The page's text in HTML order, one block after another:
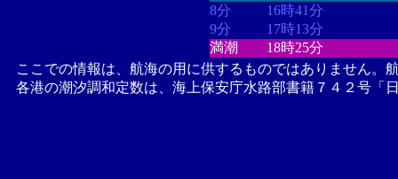
8分
16時41分
9分
17時13分
満潮
18時25分
ここでの情報は、航海の用に供するものではありません。
各港の潮汐調和定数は、海上保安庁水路部書籍７４２号「